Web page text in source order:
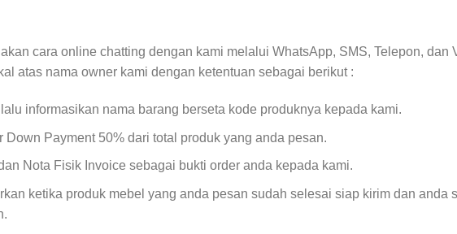
cara online chatting dengan kami melalui WhatsApp, SMS, Telepon, dan
atas nama owner kami dengan ketentuan sebagai berikut :
informasikan nama barang berseta kode produknya kepada kami.
Payment 50% dari total produk yang anda pesan.
Nota Fisik Invoice sebagai bukti order anda kepada kami.
ketika produk mebel yang anda pesan sudah selesai siap kirim dan anda